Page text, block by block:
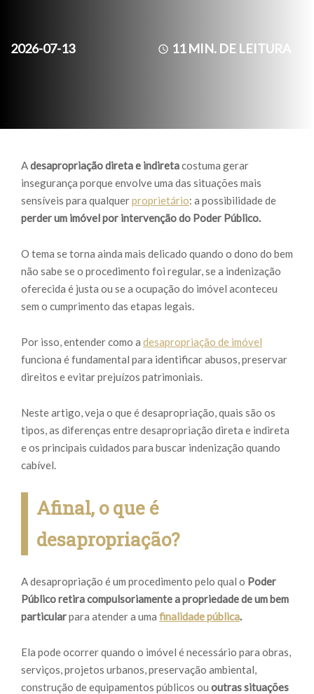
2026-07-13 11MIN. DE LEITURA
Adesapropriação direta e indiretacostuma gerar
insegurança porque envolve uma das situações mais
sensíveis para qualquerproprietário: a possibilidade de
perder um imóvel por intervenção do Poder Público.
O tema se torna ainda mais delicado quando o dono do bem
não sabe se o procedimento foi regular, se a indenização
oferecida é justa ou se a ocupação do imóvel aconteceu
sem o cumprimento das etapas legais.
Por isso, entender como a desapropriação de imóvel
funciona é fundamental para identificar abusos, preservar
direitos e evitar prejuízos patrimoniais.
Neste artigo, veja o que é desapropriação, quais são os
tipos, as diferenças entre desapropriação direta e indireta
e os principais cuidados para buscar indenização quando
cabível.
Afinal, o que é
desapropriação?
A desapropriação é um procedimento pelo qual o Poder
Públicoretira compulsoriamente a propriedade de um bem
particularpara atender a uma finalidade pública.
Ela pode ocorrer quando o imóvel é necessário para obras,
serviços, projetos urbanos, preservação ambiental,
construção de equipamentos públicos ou outras situações